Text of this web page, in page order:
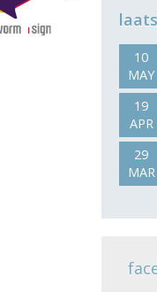
10
MAY
19
APR
29
MAR